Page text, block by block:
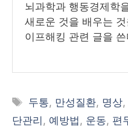
뇌과학과 행동경제학
새로운 것을 배우는
이프해킹 관련 글을 쓴
태
그
두통, 만성질환, 명상
단관리 , 예방법 , 운동, 편